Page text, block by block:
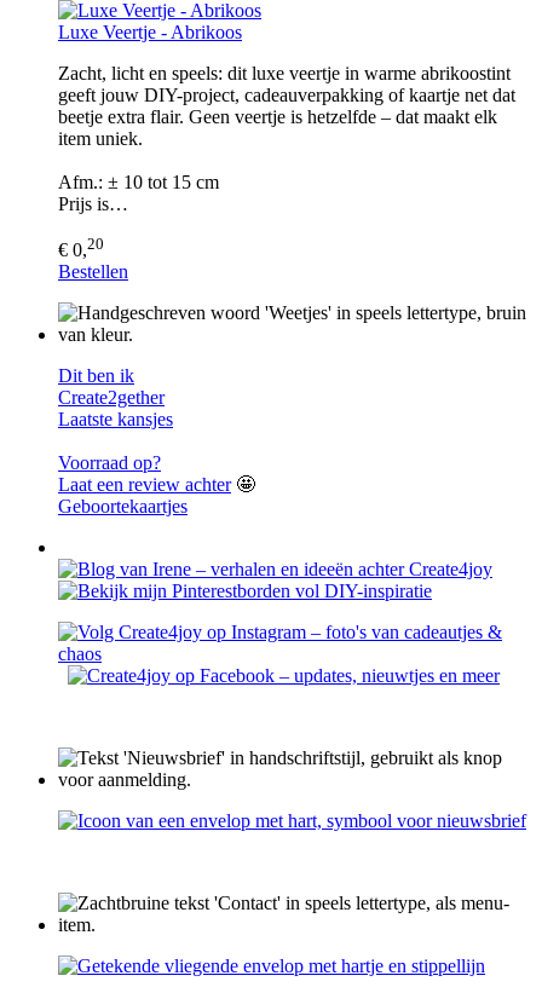
Luxe Veertje - Abrikoos
Zacht, licht en speels: dit luxe veertje in warme abrikoostint
geeft jouw DIY-project, cadeauverpakking of kaartje net dat
beetje extra flair. Geen veertje is hetzelfde – dat maakt elk
item uniek.
Afm.: ± 10 tot 15 cm
Prijs is…
€ 0,20
Bestellen
Dit ben ik
Create2gether
Laatste kansjes
Voorraad op?
Laat een review achter🤩
Geboortekaartjes